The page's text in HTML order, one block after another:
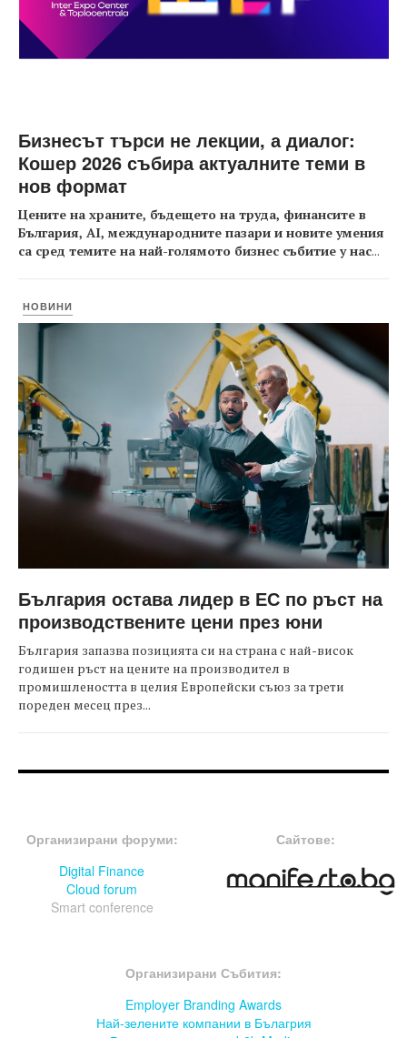
Бизнесът търси не лекции, а диалог:
Кошер 2026 събира актуалните теми в
нов формат
Цените на храните, бъдещето на труда, финансите в
България, AI, международните пазари и новите умения
са сред темите на най-голямото бизнес събитие у нас...
НОВИНИ
България остава лидер в ЕС по ръст на
производствените цени през юни
България запазва позицията си на страна с най-висок
годишен ръст на цените на производител в
промишлеността в целия Европейски съюз за трети
пореден месец през...
Организирани форуми:
Digital Finance
Cloud forum
Smart conference
Сайтове:
Организирани Събития:
Employer Branding Awards
Най-зелените компании в Бълагрия